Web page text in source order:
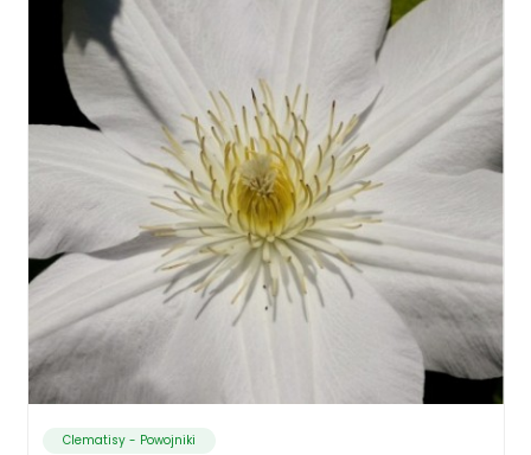
Clematisy - Powojniki